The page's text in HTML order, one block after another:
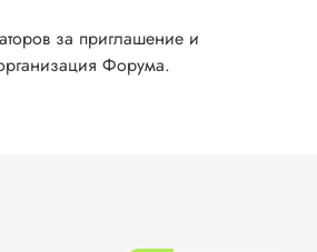
за приглашение и
Форума.